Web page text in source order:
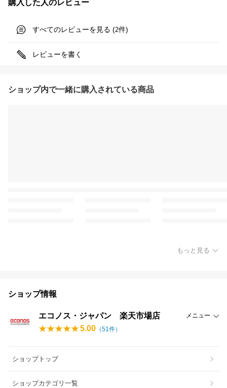
購入した人のレビュー
すべてのレビューを見る (2件)
レビューを書く
ショップ内で一緒に購入されている商品
もっと見る
ショップ情報
エコノス・ジャパン 楽天市場店 メニュー
5.00 （51件）
ショップトップ
ショップカテゴリ一覧